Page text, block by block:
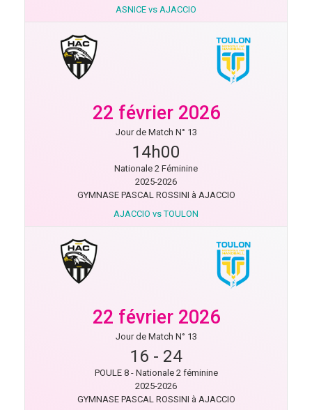
ASNICE vs AJACCIO
22 février 2026
Jour de Match N° 13
14h00
Nationale 2 Féminine
2025-2026
GYMNASE PASCAL ROSSINI à AJACCIO
AJACCIO vs TOULON
22 février 2026
Jour de Match N° 13
16 - 24
POULE 8 - Nationale 2 féminine
2025-2026
GYMNASE PASCAL ROSSINI à AJACCIO